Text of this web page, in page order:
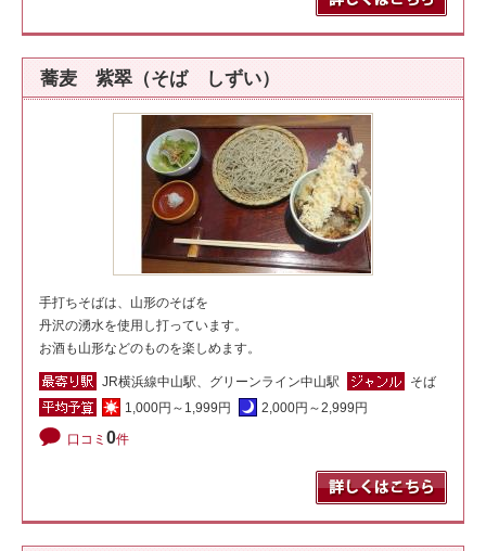
蕎麦 紫翠（そば しずい）
手打ちそばは、山形のそばを
丹沢の湧水を使用し打っています。
お酒も山形などのものを楽しめます。
JR横浜線中山駅、グリーンライン中山駅
そば
1,000円～1,999円
2,000円～2,999円
口コミ 0件